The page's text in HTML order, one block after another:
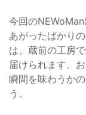
今回の
あがったばかり
は、蔵前の工房
届けられます。
瞬間を味わうか
う。